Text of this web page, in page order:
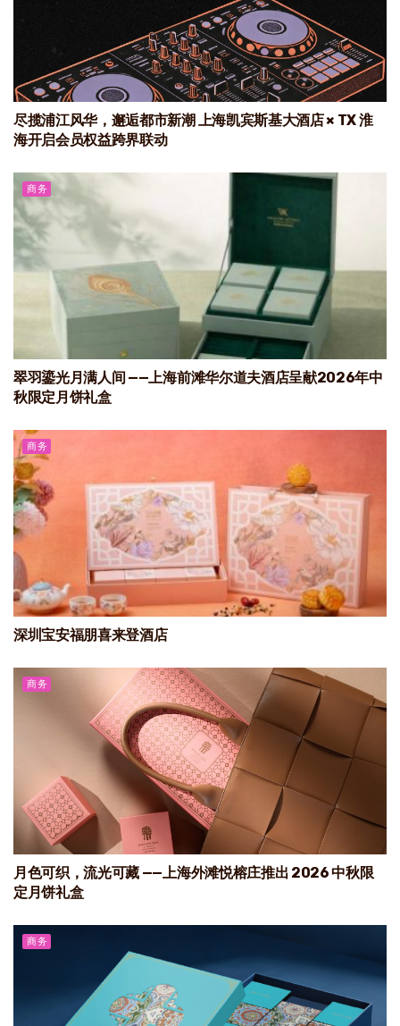
尽揽浦江风华，邂逅都市新潮 上海凯宾斯基大酒店 × TX 淮
海开启会员权益跨界联动
商务
翠羽鎏光月满人间 ——上海前滩华尔道夫酒店呈献2026年中
秋限定月饼礼盒
商务
深圳宝安福朋喜来登酒店
商务
月色可织，流光可藏 ——上海外滩悦榕庄推出 2026 中秋限
定月饼礼盒
商务